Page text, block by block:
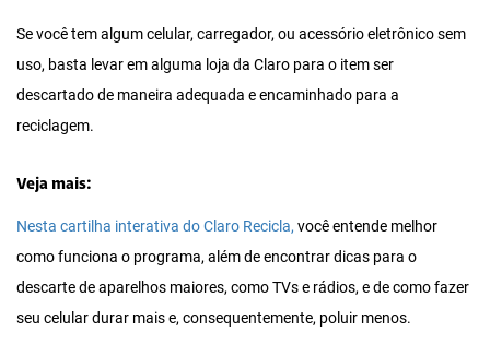
Se você tem algum celular, carregador, ou acessório eletrônico sem
uso, basta levar em alguma loja da Claro para o item ser
descartado de maneira adequada e encaminhado para a
reciclagem.
Veja mais:
Nesta cartilha interativa do Claro Recicla, você entende melhor
como funciona o programa, além de encontrar dicas para o
descarte de aparelhos maiores, como TVs e rádios, e de como fazer
seu celular durar mais e, consequentemente, poluir menos.